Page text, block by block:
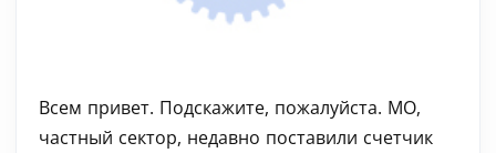
Всем привет. Подскажите, пожалуйста. МО,
частный сектор, недавно поставили счетчик